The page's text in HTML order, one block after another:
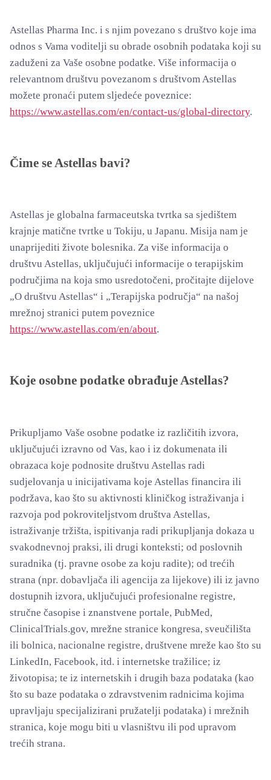
Astellas Pharma Inc. i s njim povezano s društvo koje ima
odnos s Vama voditelji su obrade osobnih podataka koji su
zaduženi za Vaše osobne podatke. Više informacija o
relevantnom društvu povezanom s društvom Astellas
možete pronaći putem sljedeće poveznice:
https://www.astellas.com/en/contact-us/global-directory.
Čime se Astellas bavi?
Astellas je globalna farmaceutska tvrtka sa sjedištem
krajnje matične tvrtke u Tokiju, u Japanu. Misija nam je
unaprijediti živote bolesnika. Za više informacija o
društvu Astellas, uključujući informacije o terapijskim
područjima na koja smo usredotočeni, pročitajte dijelove
„O društvu Astellas“ i „Terapijska područja“ na našoj
mrežnoj stranici putem poveznice
https://www.astellas.com/en/about.
Koje osobne podatke obrađuje Astellas?
Prikupljamo Vaše osobne podatke iz različitih izvora,
uključujući izravno od Vas, kao i iz dokumenata ili
obrazaca koje podnosite društvu Astellas radi
sudjelovanja u inicijativama koje Astellas financira ili
podržava, kao što su aktivnosti kliničkog istraživanja i
razvoja pod pokroviteljstvom društva Astellas,
istraživanje tržišta, ispitivanja radi prikupljanja dokaza u
svakodnevnoj praksi, ili drugi konteksti; od poslovnih
suradnika (tj. pravne osobe za koju radite); od trećih
strana (npr. dobavljača ili agencija za lijekove) ili iz javno
dostupnih izvora, uključujući profesionalne registre,
stručne časopise i znanstvene portale, PubMed,
ClinicalTrials.gov, mrežne stranice kongresa, sveučilišta
ili bolnica, nacionalne registre, društvene mreže kao što su
LinkedIn, Facebook, itd. i internetske tražilice; iz
životopisa; te iz internetskih i drugih baza podataka (kao
što su baze podataka o zdravstvenim radnicima kojima
upravljaju specijalizirani pružatelji podataka) i mrežnih
stranica, koje mogu biti u vlasništvu ili pod upravom
trećih strana.